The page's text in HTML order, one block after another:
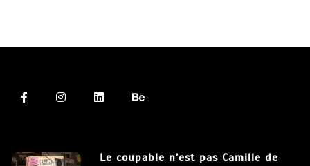
Le coupable n’est pas Camille de